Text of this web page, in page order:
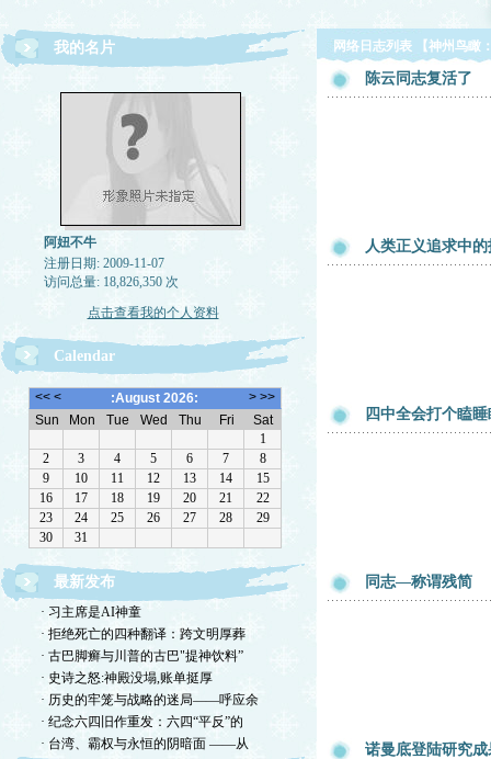
我的名片
阿妞不牛
注册日期: 2009-11-07
访问总量: 18,826,350 次
点击查看我的个人资料
Calendar
最新发布
· 习主席是AI神童
· 拒绝死亡的四种翻译：跨文明厚葬
· 古巴脚癣与川普的古巴"提神饮料”
· 史诗之怒:神殿没塌,账单挺厚
· 历史的牢笼与战略的迷局——呼应余
· 纪念六四旧作重发：六四“平反”的
· 台湾、霸权与永恒的阴暗面 ——从
网络日志列表 【神州鸟瞰
陈云同志复活了
人类正义追求中
四中全会打个瞌
同志—称谓残简
诺曼底登陆研究